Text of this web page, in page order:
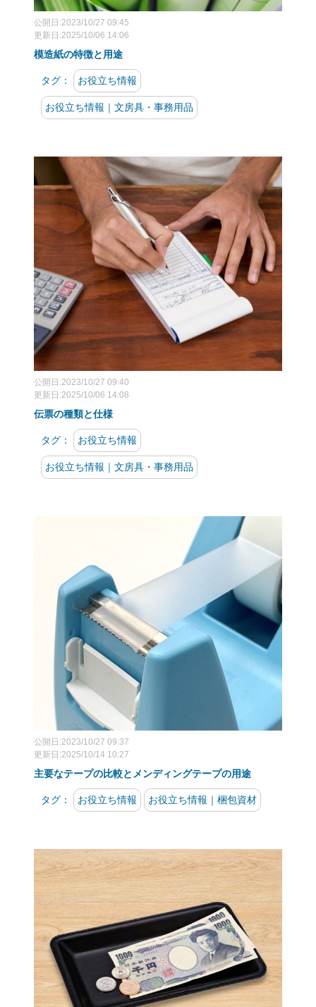
公開日:2023/10/27 09:45
更新日:2025/10/06 14:06
模造紙の特徴と用途
タグ： お役立ち情報
お役立ち情報｜文房具・事務用品
公開日:2023/10/27 09:40
更新日:2025/10/06 14:08
伝票の種類と仕様
タグ： お役立ち情報
お役立ち情報｜文房具・事務用品
公開日:2023/10/27 09:37
更新日:2025/10/14 10:27
主要なテープの比較とメンディングテープの用途
タグ： お役立ち情報 お役立ち情報｜梱包資材